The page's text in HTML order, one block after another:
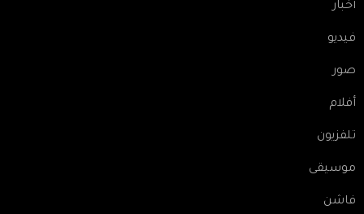
أخبار
فيديو
صور
أفلام
تلفزيون
موسيقى
فاشن